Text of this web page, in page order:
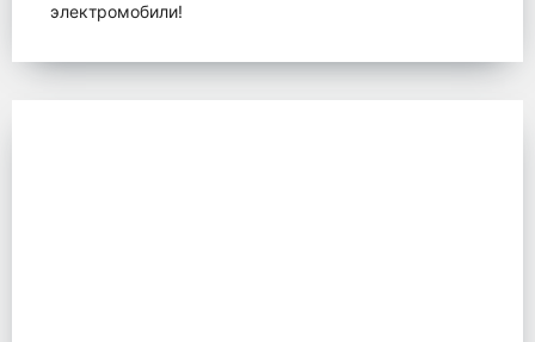
электромобили!